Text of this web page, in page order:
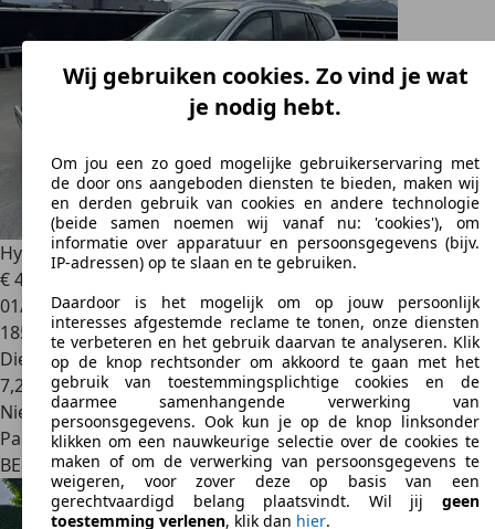
Hyundai SANTA FESanta Fe 2.2 CRDi 4WD Executive DPF
€ 4.000
01/2010
185.000 km
Diesel
7,2 l/100 km (comb.)
Nieuw
Particulier
BE 7900Leuze-en-hainaut
Wij gebruiken cookies. Zo vind je wat
je nodig hebt.
Om jou een zo goed mogelijke gebruikerservaring met
de door ons aangeboden diensten te bieden, maken wij
en derden gebruik van cookies en andere technologie
(beide samen noemen wij vanaf nu: 'cookies'), om
informatie over apparatuur en persoonsgegevens (bijv.
IP-adressen) op te slaan en te gebruiken.
Daardoor is het mogelijk om op jouw persoonlijk
interesses afgestemde reclame te tonen, onze diensten
te verbeteren en het gebruik daarvan te analyseren. Klik
op de knop rechtsonder om akkoord te gaan met het
gebruik van toestemmingsplichtige cookies en de
daarmee samenhangende verwerking van
persoonsgegevens. Ook kun je op de knop linksonder
klikken om een nauwkeurige selectie over de cookies te
maken of om de verwerking van persoonsgegevens te
weigeren, voor zover deze op basis van een
gerechtvaardigd belang plaatsvindt. Wil jij geen
toestemming verlenen, klik dan hier.